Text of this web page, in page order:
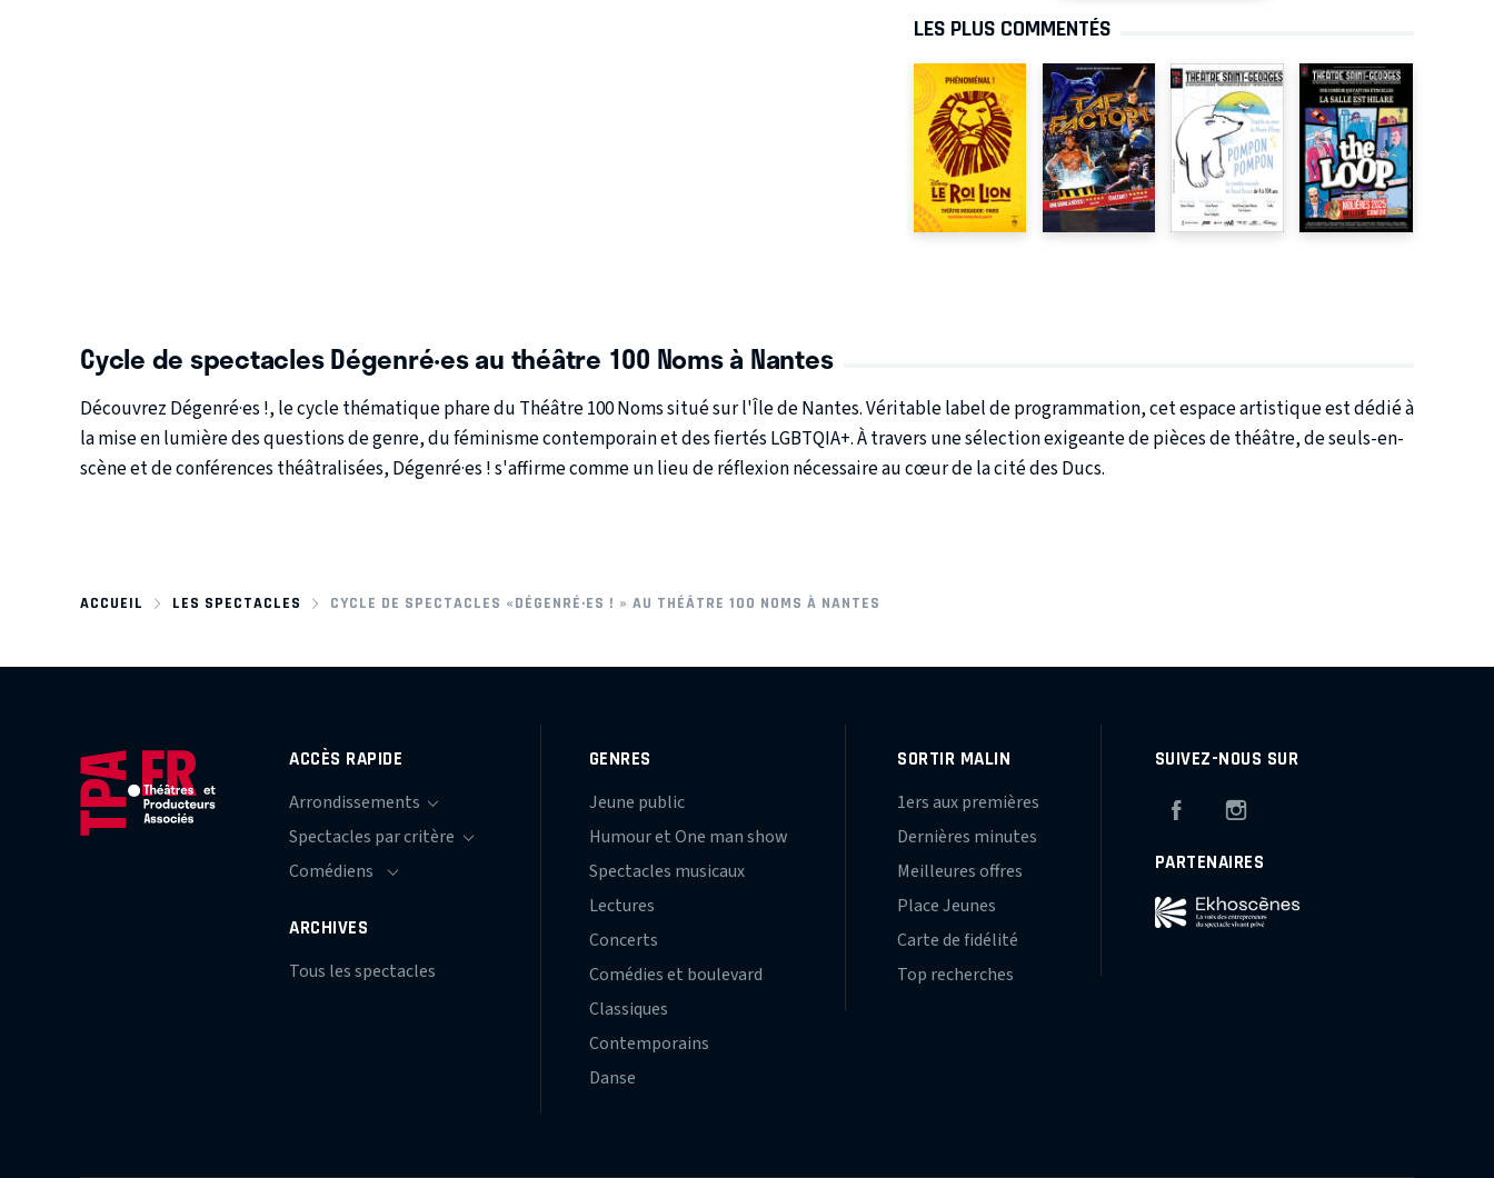
LES PLUS COMMENTÉS
Cycle de spectacles Dégenré·es au théâtre 100 Noms à Nantes
Découvrez Dégenré·es !, le cycle thématique phare du Théâtre 100 Nomssitué sur l'Île de Nantes. Véritable label de programmation, cet espace artistique est dédié à
la mise en lumière desquestions de genre, duféminisme contemporainet desfiertés LGBTQIA+. À travers une sélection exigeante de pièces de théâtre, de seuls-en-
scène et de conférences théâtralisées, Dégenré·es ! s'affirme comme un lieu de réflexion nécessaire au cœur de la cité des Ducs.
ACCUEIL LES SPECTACLES CYCLE DE SPECTACLES «DÉGENRÉ·ES ! » AU THÉÂTRE 100 NOMS À NANTES
ACCÈS RAPIDE
ARCHIVES
Tous les spectacles
GENRES
Jeune public
Humour et One man show
Spectacles musicaux
Lectures
Concerts
Comédies et boulevard
Classiques
Contemporains
Danse
SORTIR MALIN
1ers aux premières
Dernières minutes
Meilleures offres
Place Jeunes
Carte de fidélité
Top recherches
SUIVEZ-NOUS SUR
Facebook
PARTENAIRES